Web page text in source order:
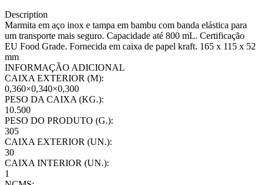
Description
Marmita em aço inox e tampa em bambu com banda elástica para
um transporte mais seguro. Capacidade até 800 mL. Certificação
EU Food Grade. Fornecida em caixa de papel kraft. 165 x 115 x 52
mm
INFORMAÇÃO ADICIONAL
CAIXA EXTERIOR (M):
0,360×0,340×0,300
PESO DA CAIXA (KG.):
10.500
PESO DO PRODUTO (G.):
305
CAIXA EXTERIOR (UN.):
30
CAIXA INTERIOR (UN.):
1